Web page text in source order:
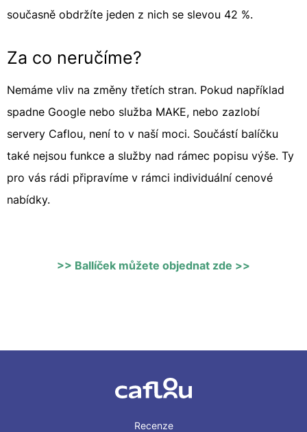
současně obdržíte jeden z nich se slevou 42 %.
Za co neručíme?
Nemáme vliv na změny třetích stran. Pokud například
spadne Google nebo služba MAKE, nebo zazlobí
servery Caflou, není to v naší moci. Součástí balíčku
také nejsou funkce a služby nad rámec popisu výše. Ty
pro vás rádi připravíme v rámci individuální cenové
nabídky.
>> Ballíček můžete objednat zde >>
Recenze